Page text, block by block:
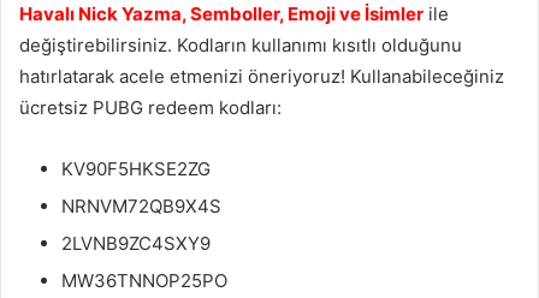
Havalı Nick Yazma, Semboller, Emoji ve İsimler ile
değiştirebilirsiniz. Kodların kullanımı kısıtlı olduğunu
hatırlatarak acele etmenizi öneriyoruz! Kullanabileceğiniz
ücretsiz PUBG redeem kodları:
KV90F5HKSE2ZG
NRNVM72QB9X4S
2LVNB9ZC4SXY9
MW36TNNOP25PO